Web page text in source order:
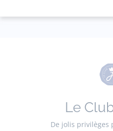
Le
De jolis privilèges